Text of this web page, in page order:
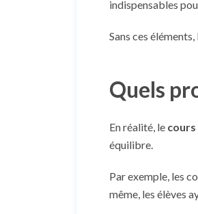
indispensables
Sans ces
Quels
En réalité, le
équilibre.
Par exemple, les
même, les élèves